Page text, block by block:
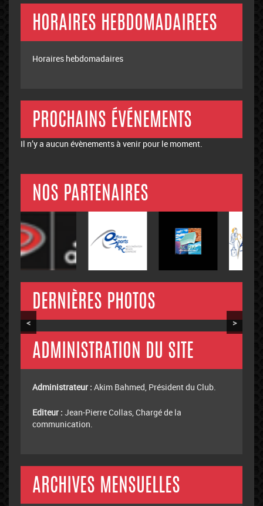
HORAIRES HEBDOMADAIREES
Horaires hebdomadaires
PROCHAINS ÉVÉNEMENTS
Il n’y a aucun évènements à venir pour le moment.
NOS PARTENAIRES
DERNIÈRES PHOTOS
< >
ADMINISTRATION DU SITE
Administrateur : Akim Bahmed, Président du Club.
Editeur : Jean-Pierre Collas, Chargé de la
communication.
ARCHIVES MENSUELLES